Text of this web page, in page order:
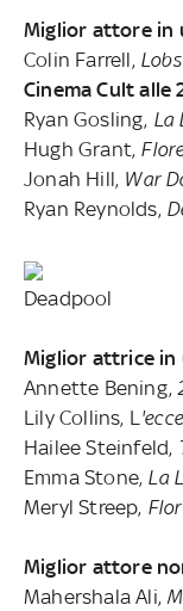
Miglior attore in
Colin Farrell,
Cinema Cult alle
Ryan Gosling, La
Hugh Grant,
Jonah Hill, War
Ryan Reynolds,
Deadpool
Miglior attrice in
Annette Bening,
Lily Collins, L
Hailee Steinfeld,
Emma Stone, La
Meryl Streep,
Miglior attore
Mahershala Ali,